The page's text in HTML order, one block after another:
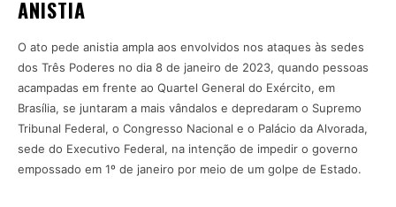
ANISTIA
O ato pede anistia ampla aos envolvidos nos ataques às sedes
dos Três Poderes no dia 8 de janeiro de 2023, quando pessoas
acampadas em frente ao Quartel General do Exército, em
Brasília, se juntaram a mais vândalos e depredaram o Supremo
Tribunal Federal, o Congresso Nacional e o Palácio da Alvorada,
sede do Executivo Federal, na intenção de impedir o governo
empossado em 1º de janeiro por meio de um golpe de Estado.